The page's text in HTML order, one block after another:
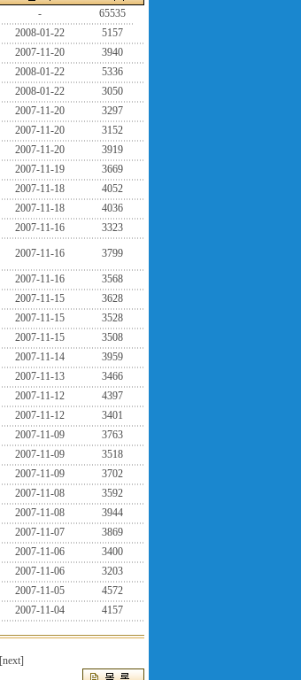
-
65535
2008-01-22
5157
2007-11-20
3940
2008-01-22
5336
2008-01-22
3050
2007-11-20
3297
2007-11-20
3152
2007-11-20
3919
2007-11-19
3669
2007-11-18
4052
2007-11-18
4036
2007-11-16 3323
2007-11-16 3799
2007-11-16
3568
2007-11-15
3628
2007-11-15
3528
2007-11-15
3508
2007-11-14
3959
2007-11-13
3466
2007-11-12
4397
2007-11-12
3401
2007-11-09
3763
2007-11-09
3518
2007-11-09
3702
2007-11-08
3592
2007-11-08
3944
2007-11-07
3869
2007-11-06
3400
2007-11-06
3203
2007-11-05
4572
2007-11-04 4157
[next]